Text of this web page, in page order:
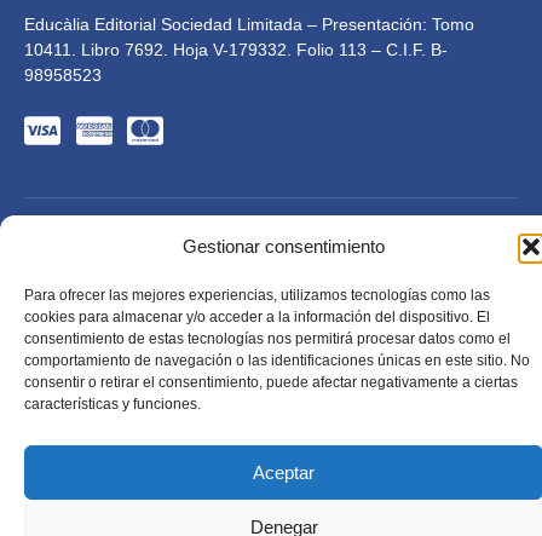
Gestionar consentimiento
Para ofrecer las mejores experiencias, utilizamos tecnologías como las
cookies para almacenar y/o acceder a la información del dispositivo. El
consentimiento de estas tecnologías nos permitirá procesar datos como el
comportamiento de navegación o las identificaciones únicas en este sitio. No
consentir o retirar el consentimiento, puede afectar negativamente a ciertas
características y funciones.
Aceptar
Denegar
Educàlia Editorial Sociedad Limitada – Presentación: Tomo
10411. Libro 7692. Hoja V-179332. Folio 113 – C.I.F. B-
98958523
Educàlia Editorial S.L. está adaptada en cumplimiento de
la LSSI-CE, RGPD y LOPD. 2023 . Todos los derechos
reservados
Diseñado por Mkolid